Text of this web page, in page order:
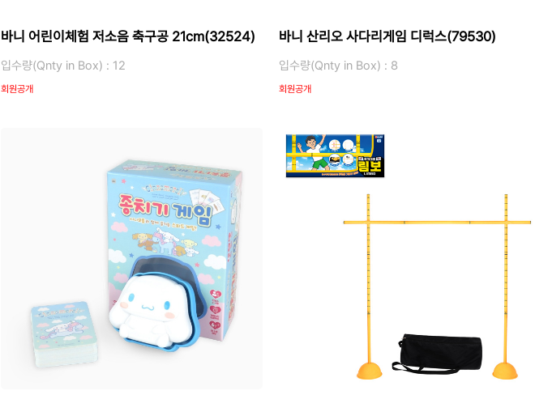
바니 어린이체험 저소음 축구공 21cm(32524)
입수량(Qnty in Box) : 12
회원공개
바니 산리오 사다리게임 디럭스(79530)
입수량(Qnty in Box) : 8
회원공개